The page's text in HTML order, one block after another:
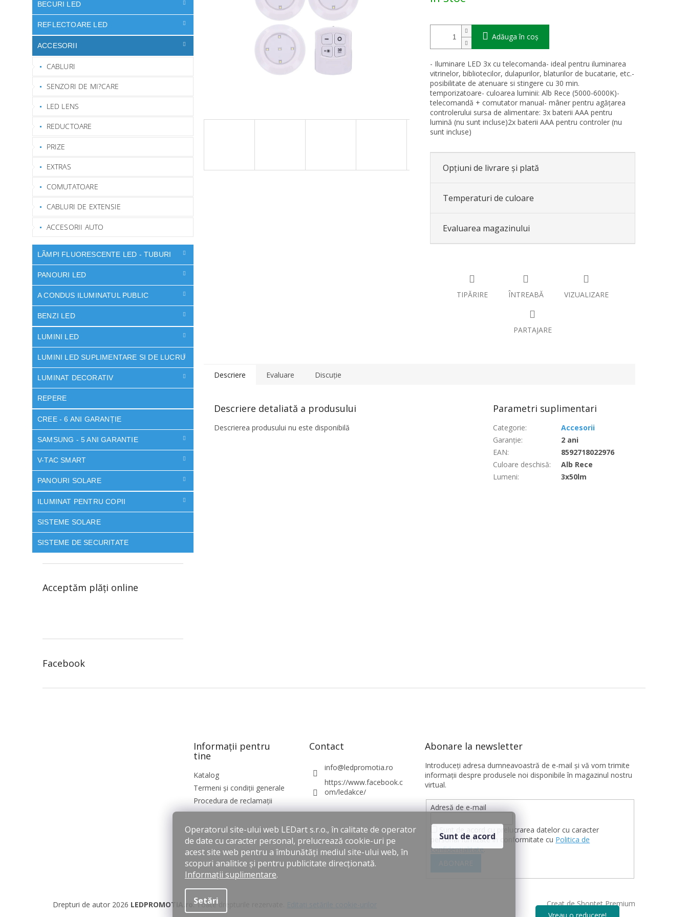
Operatorul site-ului web LEDart s.r.o., în calitate de operator
de date cu caracter personal, prelucrează cookie-uri pe
acest site web pentru a îmbunătăți mediul site-ului web, în
scopuri analitice și pentru publicitate direcționată.
Informații suplimentare.
Setări
Sunt de acord
BECURI LED
REFLECTOARE LED
ACCESORII
CABLURI
SENZORI DE MI?CARE
LED LENS
REDUCTOARE
PRIZE
EXTRAS
COMUTATOARE
CABLURI DE EXTENSIE
ACCESORII AUTO
LÃMPI FLUORESCENTE LED - TUBURI
PANOURI LED
A CONDUS ILUMINATUL PUBLIC
BENZI LED
LUMINI LED
LUMINI LED SUPLIMENTARE SI DE LUCRU
LUMINAT DECORATIV
REPERE
CREE - 6 ANI GARANȚIE
SAMSUNG - 5 ANI GARANTIE
V-TAC SMART
PANOURI SOLARE
ILUMINAT PENTRU COPII
SISTEME SOLARE
SISTEME DE SECURITATE
Acceptăm plăţi online
Facebook
Adăuga în coş
- Iluminare LED 3x cu telecomanda- ideal pentru iluminarea
vitrinelor, bibliotecilor, dulapurilor, blaturilor de bucatarie, etc.-
posibilitate de atenuare si stingere cu 30 min.
temporizatoare- culoarea luminii: Alb Rece (5000-6000K)-
telecomandă + comutator manual- mâner pentru agățarea
controlerului sursa de alimentare: 3x baterii AAA pentru
lumină (nu sunt incluse)2x baterii AAA pentru controler (nu
sunt incluse)
Opțiuni de livrare și plată
Temperaturi de culoare
Evaluarea magazinului
TIPĂRIRE ÎNTREABĂ VIZUALIZARE
PARTAJARE
Descriere Evaluare Discuţie
Descriere detaliată a produsului
Descrierea produsului nu este disponibilă
Parametri suplimentari
Categorie:
Accesorii
Garanţie:
2 ani
EAN:
8592718022976
Culoare deschisă:
Alb Rece
Lumeni: 3x50lm
Informații pentru
tine
Katalog
Termeni și condiții generale
Procedura de reclamații
Contact
info@ledpromotia.ro
https://www.facebook.c
om/ledakce/
Abonare la newsletter
Introduceţi adresa dumneavoastră de e-mail şi vă vom trimite
informaţii despre produsele noi disponibile în magazinul nostru
virtual.
Adresă de e-mail
Sunt de acord cu prelucrarea datelor cu caracter
personal furnizate în conformitate cu Politica de
confidențialitate.
Creat de Shoptet Premium
Drepturi de autor 2026 LEDPROMOTIA.ro . Toate drepturile rezervate.